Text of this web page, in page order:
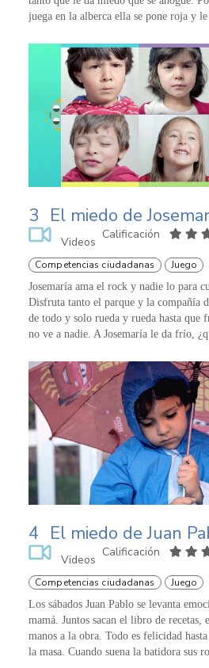
juega en la alberca ella se pone roja y
3 El miedo de
Videos
Calificación
Competencias ciudadanas Juego
Josemaría ama el rock y nadie lo para
Disfruta tanto el parque y la compañía
de todo y solo rueda y rueda hasta que
no ve a nadie. A Josemaría le da frío,
4 El miedo de Juan
Videos
Calificación
Competencias ciudadanas Juego
Los sábados Juan Pablo se levanta
mamá. Juntos sacan el libro de recetas,
manos a la obra. Todo es felicidad
la masa. Cuando suena la batidora sus